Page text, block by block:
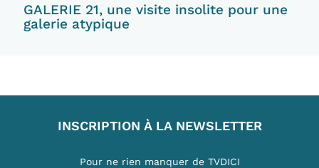
GALERIE 21, une visite insolite pour une
galerie atypique
INSCRIPTION À LA NEWSLETTER
Pour ne rien manquer de TVDICI